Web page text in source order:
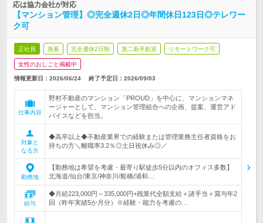
応は協力会社が対応
【マンション管理】◎完全週休2日◎年間休日123日◎テレワー
ク可
正社員 急募 完全週休2日制 第二新卒歓迎 リモートワーク可
女性のおしごと掲載中
情報更新日：2026/06/24 終了予定日： 2026/09/03
仕事内容
野村不動産のマンション「PROUD」を中心に、マンションマネ
ージャーとして、マンション管理組合への企画、提案、運営アド
バイスなどを担当。
対象と
なる方
◆高卒以上◆不動産業界での経験または管理業務主任者資格をお
持ちの方＼離職率3.2％◎土日祝休み◎／
勤務地
【勤務地は希望を考慮・最寄り駅徒歩5分以内のオフィス多数】
北海道/仙台/東京/神奈川/船橋/浦和…
給与
◆月給223,000円～335,000円+残業代全額支給＋諸手当＋賞与年2
回（昨年実績5か月分）※経験・能力を考慮の…